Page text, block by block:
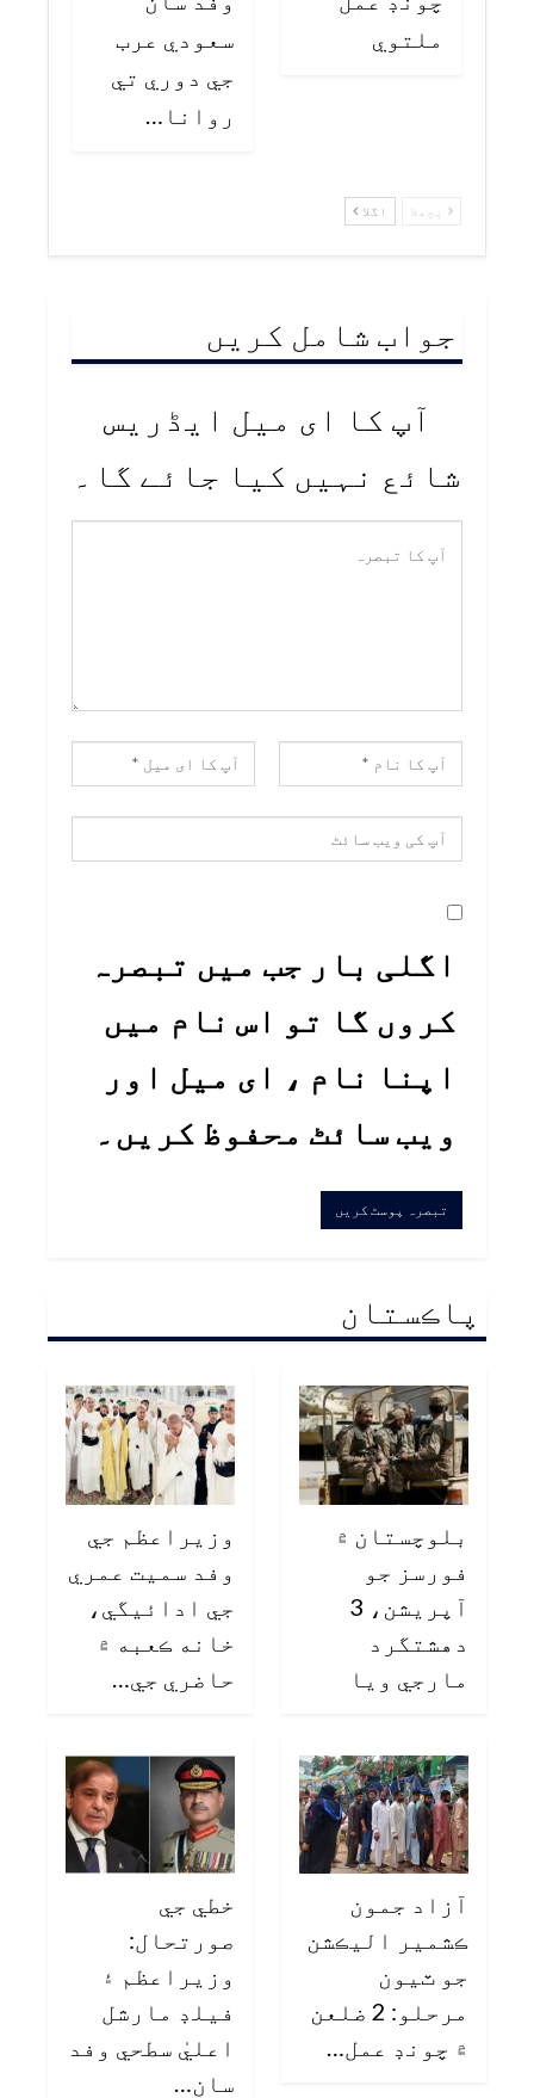
ملتوي
سعودي عرب
جي دوري تي
روانا…
پچھلا اگلا
جواب شامل کریں
آپ کا ای میل ایڈریس
شائع نہیں کیا جائے گا۔
اگلی بار جب میں تبصرہ
کروں گا تو اس نام میں
اپنا نام ، ای میل اور
ویب سائٹ محفوظ کریں۔
پاڪستان
بلوچستان ۾
فورسز جو
آپريشن، 3
دهشتگرد
مارجي ويا
وزيراعظم جي
وفد سميت عمري
جي ادائيگي،
خانه ڪعبه ۾
حاضري جي…
آزاد جمون
ڪشمير اليڪشن
جو ٽيون
مرحلو: 2 ضلعن
۾ چونڊ عمل…
خطي جي
صورتحال:
وزيراعظم ۽
فيلڊ مارشل
اعليٰ سطحي وفد
سان…